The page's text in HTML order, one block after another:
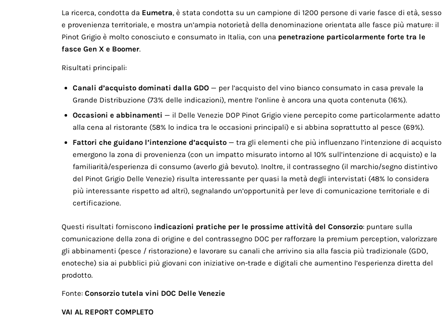
La ricerca, condotta da Eumetra, è stata condotta su un campione di 1200 persone di varie fasce di età, sesso
e provenienza territoriale, e mostra un’ampia notorietà della denominazione orientata alle fasce più mature: il
Pinot Grigio è molto conosciuto e consumato in Italia, con una penetrazione particolarmente forte tra le
fasce Gen X e Boomer.
Risultati principali:
Canali d’acquisto dominati dalla GDO — per l’acquisto del vino bianco consumato in casa prevale la
Grande Distribuzione (73% delle indicazioni), mentre l’online è ancora una quota contenuta (16%).
Occasioni e abbinamenti — il Delle Venezie DOP Pinot Grigio viene percepito come particolarmente adatto
alla cena al ristorante (58% lo indica tra le occasioni principali) e si abbina soprattutto al pesce (69%).
Fattori che guidano l’intenzione d’acquisto — tra gli elementi che più influenzano l’intenzione di acquisto
emergono la zona di provenienza (con un impatto misurato intorno al 10% sull’intenzione di acquisto) e la
familiarità/esperienza di consumo (averlo già bevuto). Inoltre, il contrassegno (il marchio/segno distintivo
del Pinot Grigio Delle Venezie) risulta interessante per quasi la metà degli intervistati (48% lo considera
più interessante rispetto ad altri), segnalando un’opportunità per leve di comunicazione territoriale e di
certificazione.
Questi risultati forniscono indicazioni pratiche per le prossime attività del Consorzio: puntare sulla
comunicazione della zona di origine e del contrassegno DOC per rafforzare la premium perception, valorizzare
gli abbinamenti (pesce / ristorazione) e lavorare su canali che arrivino sia alla fascia più tradizionale (GDO,
enoteche) sia ai pubblici più giovani con iniziative on-trade e digitali che aumentino l’esperienza diretta del
prodotto.
Fonte: Consorzio tutela vini DOC Delle Venezie
VAI AL REPORT COMPLETO